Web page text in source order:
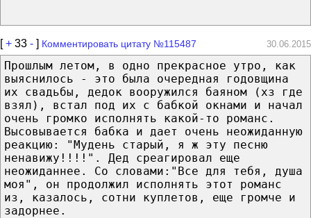
[+ 33 - ] Комментировать цитату №115487 30.06.2015
Прошлым летом, в одно прекрасное утро, как
выяснилось - это была очередная годовщина
их свадьбы, дедок вооружился баяном (хз где
взял), встал под их с бабкой окнами и начал
очень громко исполнять какой-то романс.
Высовывается бабка и дает очень неожиданную
реакцию: "Мудень старый, я ж эту песню
ненавижу!!!!". Дед среагировал еще
неожиданнее. Со словами:"Все для тебя, душа
моя", он продолжил исполнять этот романс
из, казалось, сотни куплетов, еще громче и
задорнее.